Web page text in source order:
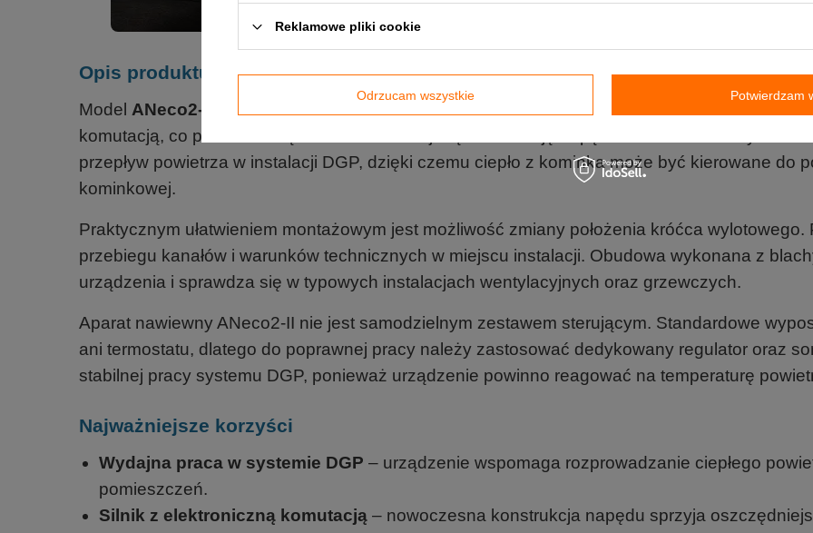
Opis produktu
Model ANeco2-II
komutacją, co przekłada się na nowocześniejszą konstrukcję napędu oraz niższe zużycie
przepływ powietrza w instalacji DGP, dzięki czemu ciepło z kominka może być kierowane do
kominkowej.
Praktycznym ułatwieniem montażowym jest możliwość zmiany położenia króćca
przebiegu kanałów i warunków technicznych w miejscu instalacji. Obudowa wykonana z
urządzenia i sprawdza się w typowych instalacjach wentylacyjnych oraz grzewczych.
Aparat nawiewny ANeco2-II nie jest samodzielnym zestawem sterującym. Standardowe
ani termostatu, dlatego do poprawnej pracy należy zastosować dedykowany regulator oraz
stabilnej pracy systemu DGP, ponieważ urządzenie powinno reagować na temperaturę
Najważniejsze korzyści
Wydajna praca w systemie DGP – urządzenie wspomaga rozprowadzanie ciepłego
pomieszczeń.
Silnik z elektroniczną komutacją – nowoczesna konstrukcja napędu sprzyja
Reklamowe pliki cookie
Odrzucam wszystkie Potwierdzam